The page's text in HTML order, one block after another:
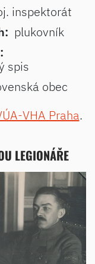
inspektorát
plukovník
spis
obec
VHA Praha.
LEGIONÁŘE